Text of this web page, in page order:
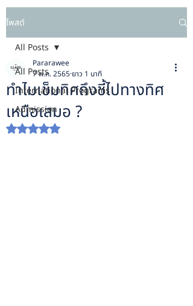
โพสต์
All Posts
International Programs
Admission
All Posts
ทำไมเข็มทิศถึงชี้ไปทางทิศ
เหนือเสมอ ?
Pararawee
7 พ.ค. 2565 ยาว 1 นาที
ได้รับ NaN เต็ม 5 ดาว